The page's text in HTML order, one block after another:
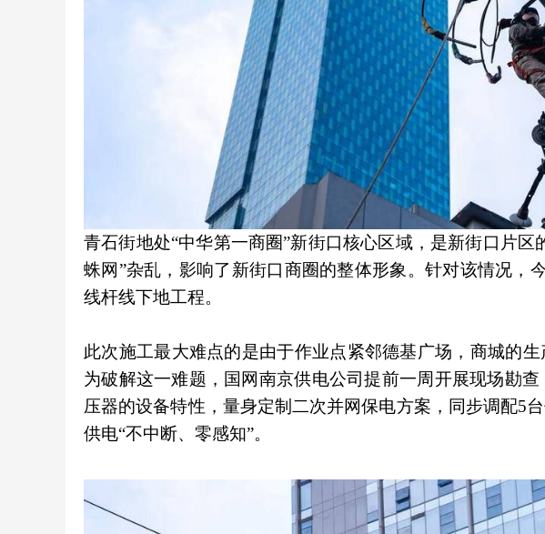
青石街地处“中华第一商圈”新街口核心区域，是新街口片
蛛网”杂乱，影响了新街口商圈的整体形象。针对该情况，
线杆线下地工程。
此次施工最大难点的是由于作业点紧邻德基广场，商城的
为破解这一难题，国网南京供电公司提前一周开展现场勘
压器的设备特性，量身定制二次并网保电方案，同步调配5
供电“不中断、零感知”。